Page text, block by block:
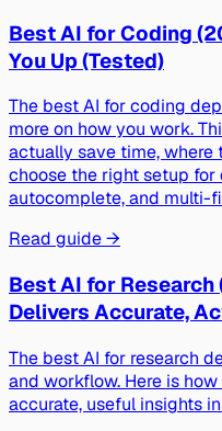
Best AI for Coding
You Up (Tested)
The best AI for coding
more on how you work.
actually save time, where
choose the right setup
autocomplete, and multi-
Read guide →
Best AI for
Delivers Accurate,
The best AI for research
and workflow. Here is
accurate, useful insights